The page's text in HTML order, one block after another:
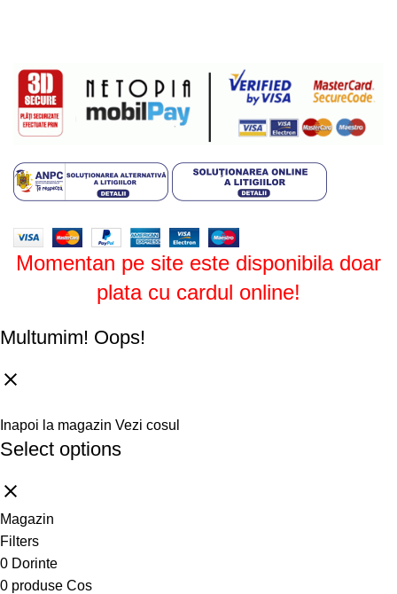
Momentan pe site este disponibila doar
plata cu cardul online!
Multumim! Oops!
Inapoi la magazin Vezi cosul
Select options
Magazin
Filters
0 Dorinte
0 produse Cos